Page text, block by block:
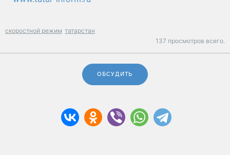
скоростной режим татарстан
137 просмотров всего.
ОБСУДИТЬ